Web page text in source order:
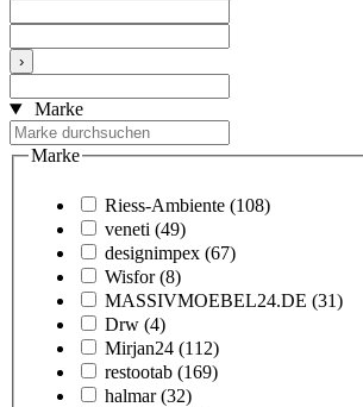
›
Marke
Marke
Riess-Ambiente (108)
veneti (49)
designimpex (67)
Wisfor (8)
MASSIVMOEBEL24.DE (31)
Drw (4)
Mirjan24 (112)
restootab (169)
halmar (32)